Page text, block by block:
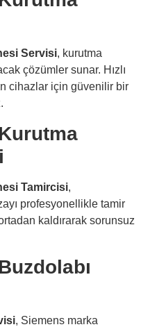
Servisi, kurutma
çözümler sunar. Hızlı
cihazlar için güvenilir bir
Tamircisi,
profesyonellikle tamir
kaldırarak sorunsuz
, Siemens marka